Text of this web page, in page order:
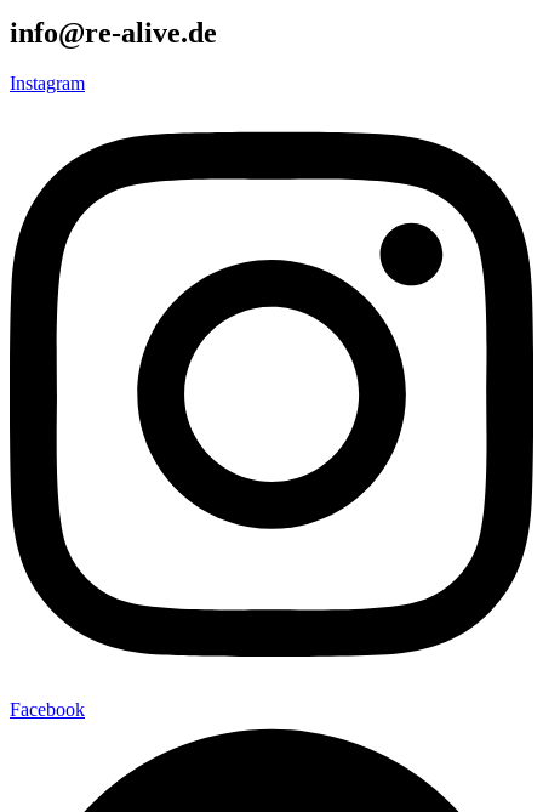
info@re-alive.de
Instagram
Facebook